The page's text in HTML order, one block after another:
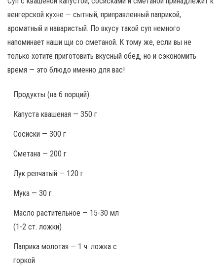
венгерской кухне — сытный, приправленный паприкой,
ароматный и наваристый. По вкусу такой суп немного
напоминает наши щи со сметаной. К тому же, если вы не
только хотите приготовить вкусный обед, но и сэкономить
время — это блюдо именно для вас!
Продукты (на 6 порций)
Капуста квашеная — 350 г
Сосиски — 300 г
Сметана — 200 г
Лук репчатый — 120 г
Мука — 30 г
Масло растительное — 15-30 мл
(1-2 ст. ложки)
Паприка молотая — 1 ч. ложка с
горкой